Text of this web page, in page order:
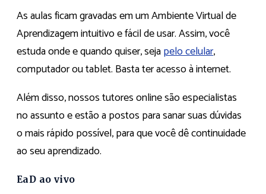
As aulas ficam gravadas em um Ambiente Virtual de
Aprendizagem intuitivo e fácil de usar. Assim, você
estuda onde e quando quiser, sejapelo celular,
computador ou tablet. Basta ter acesso à internet.
Além disso, nossos tutores online são especialistas
no assunto e estão a postos para sanar suas dúvidas
o mais rápido possível, para que você dê continuidade
ao seu aprendizado.
EaD ao vivo